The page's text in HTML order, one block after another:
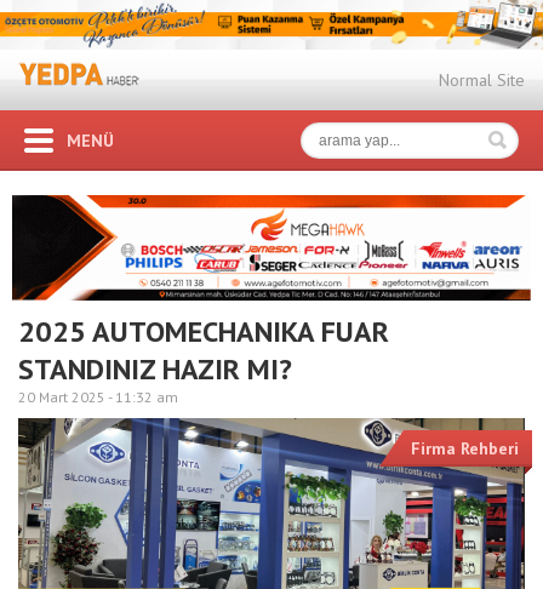
Normal Site
MENÜ
2025 AUTOMECHANIKA FUAR
STANDINIZ HAZIR MI?
20 Mart 2025 - 11:32 am
Firma Rehberi